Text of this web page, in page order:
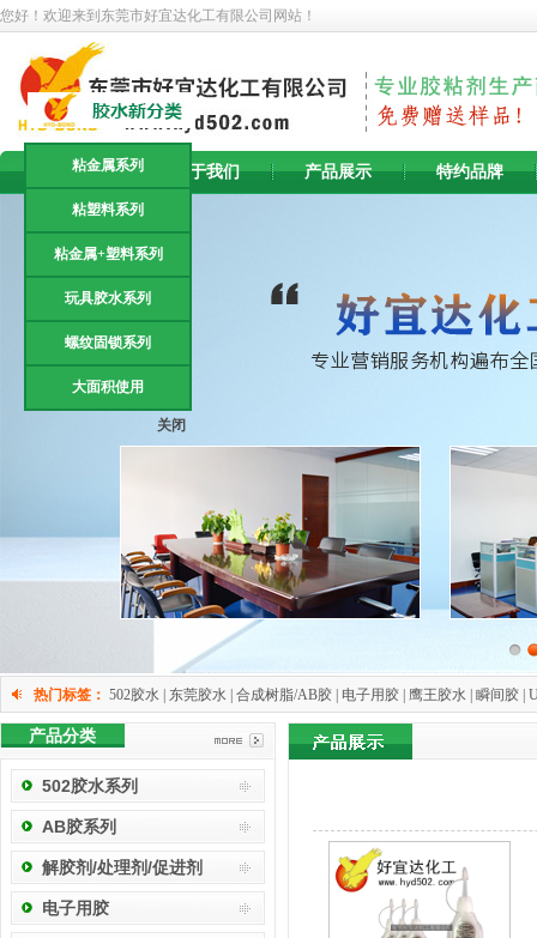
您好！欢迎来到东莞市好宜达化工有限公司网站！
首 页 关于我们 产品展示 特约品牌
热门标签： 502胶水 | 东莞胶水 | 合成树脂/AB胶 | 电子用胶 | 鹰王胶水 | 瞬间胶 |
产品分类
502胶水系列
AB胶系列
解胶剂/处理剂/促进剂
电子用胶
粘金属系列
粘塑料系列
粘金属+塑料系列
玩具胶水系列
螺纹固锁系列
大面积使用
关闭